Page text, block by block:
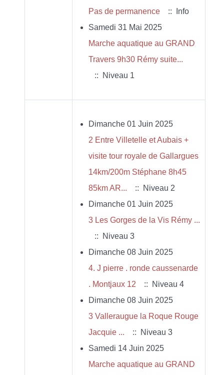
Pas de permanence
:: Info
Samedi 31 Mai 2025
Marche aquatique au GRAND
Travers 9h30 Rémy suite...
:: Niveau 1
Dimanche 01 Juin 2025
2 Entre Villetelle et Aubais +
visite tour royale de Gallargues
14km/200m Stéphane 8h45
85km AR...
:: Niveau 2
Dimanche 01 Juin 2025
3 Les Gorges de la Vis Rémy ...
:: Niveau 3
Dimanche 08 Juin 2025
4. J pierre . ronde caussenarde
. Montjaux 12
:: Niveau 4
Dimanche 08 Juin 2025
3 Valleraugue la Roque Rouge
Jacquie ...
:: Niveau 3
Samedi 14 Juin 2025
Marche aquatique au GRAND